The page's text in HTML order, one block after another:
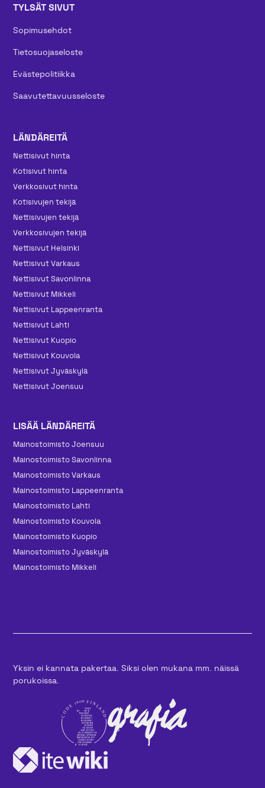
TYLSÄT SIVUT
Sopimusehdot
Tietosuojaseloste
Evästepolitiikka
Saavutettavuusseloste
LÄNDÄREITÄ
Nettisivut hinta
Kotisivut hinta
Verkkosivut hinta
Kotisivujen tekijä
Nettisivujen tekijä
Verkkosivujen tekijä
Nettisivut Helsinki
Nettisivut Varkaus
Nettisivut Savonlinna
Nettisivut Mikkeli
Nettisivut Lappeenranta
Nettisivut Lahti
Nettisivut Kuopio
Nettisivut Kouvola
Nettisivut Jyväskylä
Nettisivut Joensuu
LISÄÄ LÄNDÄREITÄ
Mainos­toimisto Joensuu
Mainos­toimisto Savonlinna
Mainos­toimisto Varkaus
Mainos­toimisto Lappeenranta
Mainos­toimisto Lahti
Mainos­toimisto Kouvola
Mainos­toimisto Kuopio
Mainos­toimisto Jyväskylä
Mainos­toimisto Mikkeli
Yksin ei kannata pakertaa. Siksi olen mukana mm. näissä
porukoissa.